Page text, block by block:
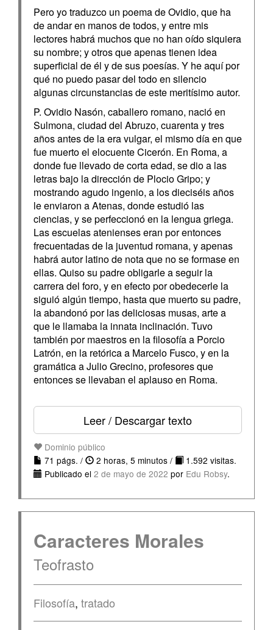
Pero yo traduzco un poema de Ovidio, que ha
de andar en manos de todos, y entre mis
lectores habrá muchos que no han oído siquiera
su nombre; y otros que apenas tienen idea
superficial de él y de sus poesías. Y he aquí por
qué no puedo pasar del todo en silencio
algunas circunstancias de este meritísimo autor.
P. Ovidio Nasón, caballero romano, nació en
Sulmona, ciudad del Abruzo, cuarenta y tres
años antes de la era vulgar, el mismo día en que
fue muerto el elocuente Cicerón. En Roma, a
donde fue llevado de corta edad, se dio a las
letras bajo la dirección de Plocio Gripo; y
mostrando agudo ingenio, a los dieciséis años
le enviaron a Atenas, donde estudió las
ciencias, y se perfeccionó en la lengua griega.
Las escuelas atenienses eran por entonces
frecuentadas de la juventud romana, y apenas
habrá autor latino de nota que no se formase en
ellas. Quiso su padre obligarle a seguir la
carrera del foro, y en efecto por obedecerle la
siguió algún tiempo, hasta que muerto su padre,
la abandonó por las deliciosas musas, arte a
que le llamaba la innata inclinación. Tuvo
también por maestros en la filosofía a Porcio
Latrón, en la retórica a Marcelo Fusco, y en la
gramática a Julio Grecino, profesores que
entonces se llevaban el aplauso en Roma.
Leer / Descargar texto
Dominio público
71 págs. /
2 horas, 5 minutos /
1.592 visitas.
Publicado el 2 de mayo de 2022 por Edu Robsy.
Caracteres Morales
Teofrasto
Filosofía, tratado